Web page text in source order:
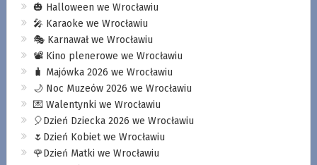
🎃 Halloween we Wrocławiu
🎤 Karaoke we Wrocławiu
🎭 Karnawał we Wrocławiu
📽️ Kino plenerowe we Wrocławiu
🧳 Majówka 2026 we Wrocławiu
🌙 Noc Muzeów 2026 we Wrocławiu
💌 Walentynki we Wrocławiu
🎈Dzień Dziecka 2026 we Wrocławiu
🌷Dzień Kobiet we Wrocławiu
🌹Dzień Matki we Wrocławiu